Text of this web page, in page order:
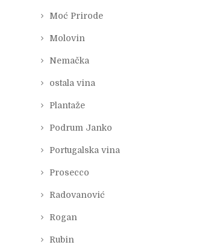
Moć Prirode
Molovin
Nemačka
ostala vina
Plantaže
Podrum Janko
Portugalska vina
Prosecco
Radovanović
Rogan
Rubin